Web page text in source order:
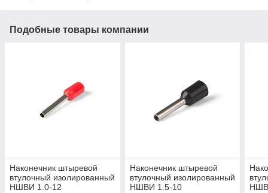
Подобные товары компании
Наконечник штыревой
втулочный изолированный
НШВИ 1.0-12
Наконечник штыревой
втулочный изолированный
НШВИ 1.5-10